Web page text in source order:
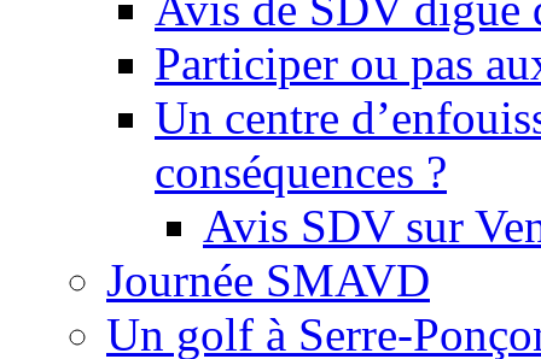
Participer ou pas
Un centre
conséquences ?
Avis SDV sur
Journée SMAVD
Un golf à Serre-